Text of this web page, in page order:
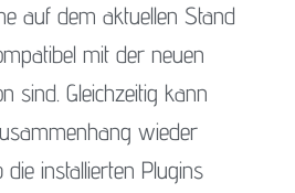
auf dem aktuellen Stand
mit der neuen
sind. Gleichzeitig kann
wieder
installierten Plugins